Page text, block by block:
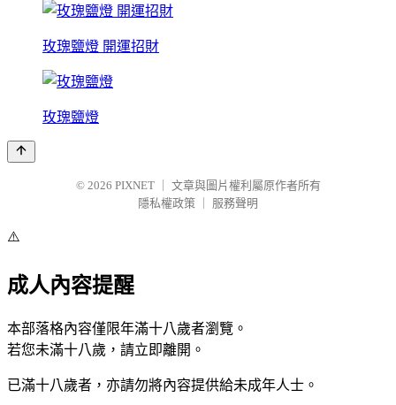
玫瑰鹽燈 開運招財
玫瑰鹽燈
© 2026 PIXNET
文章與圖片權利屬原作者所有
隱私權政策
服務聲明
⚠️
成人內容提醒
本部落格內容僅限年滿十八歲者瀏覽。
若您未滿十八歲，請立即離開。
已滿十八歲者，亦請勿將內容提供給未成年人士。